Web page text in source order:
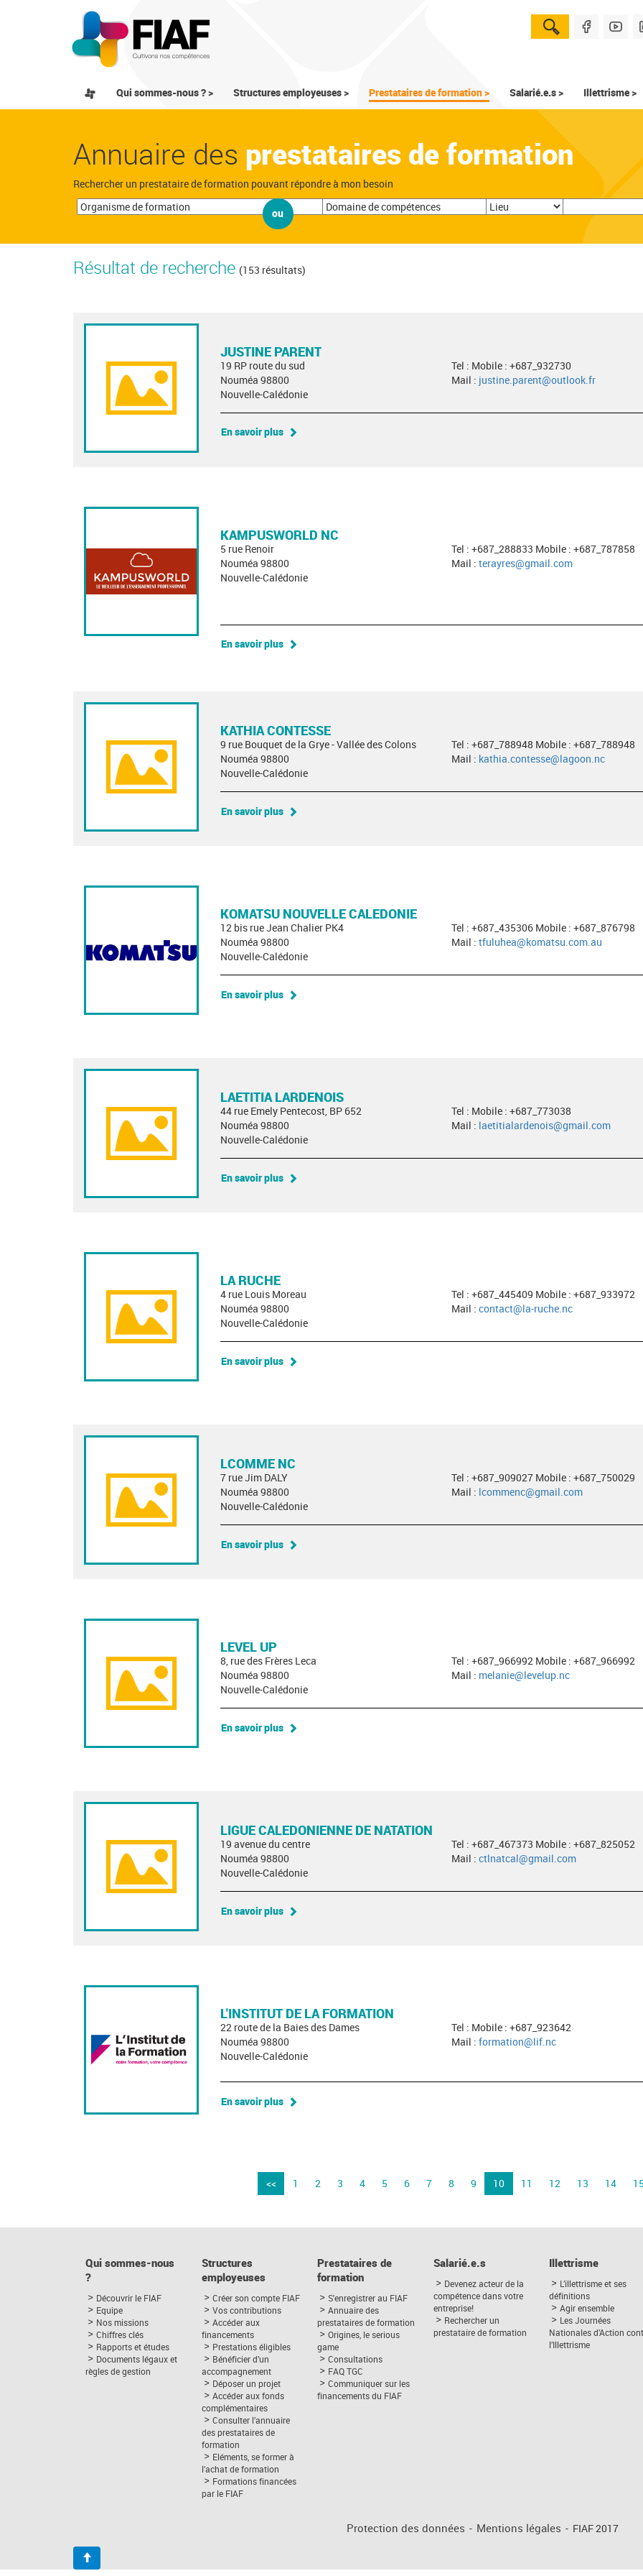
Qui sommes-nous ? > Structures employeuses > Prestataires de formation > Salarié.e.s > Illettrisme >
Annuaire des prestataires de formation
Rechercher un prestataire de formation pouvant répondre à mon besoin
ou
Résultat de recherche (153 résultats)
JUSTINE PARENT
19 RP route du sud
Nouméa 98800
Nouvelle-Calédonie
Tel : Mobile : +687_932730
Mail : justine.parent@outlook.fr
En savoir plus
KAMPUSWORLD NC
5 rue Renoir
Nouméa 98800
Nouvelle-Calédonie
Tel : +687_288833 Mobile : +687_787858
Mail : terayres@gmail.com
En savoir plus
KATHIA CONTESSE
9 rue Bouquet de la Grye - Vallée des Colons
Nouméa 98800
Nouvelle-Calédonie
Tel : +687_788948 Mobile : +687_788948
Mail : kathia.contesse@lagoon.nc
En savoir plus
KOMATSU NOUVELLE CALEDONIE
12 bis rue Jean Chalier PK4
Nouméa 98800
Nouvelle-Calédonie
Tel : +687_435306 Mobile : +687_876798
Mail : tfuluhea@komatsu.com.au
En savoir plus
LAETITIA LARDENOIS
44 rue Emely Pentecost, BP 652
Nouméa 98800
Nouvelle-Calédonie
Tel : Mobile : +687_773038
Mail : laetitialardenois@gmail.com
En savoir plus
LA RUCHE
4 rue Louis Moreau
Nouméa 98800
Nouvelle-Calédonie
Tel : +687_445409 Mobile : +687_933972
Mail : contact@la-ruche.nc
En savoir plus
LCOMME NC
7 rue Jim DALY
Nouméa 98800
Nouvelle-Calédonie
Tel : +687_909027 Mobile : +687_750029
Mail : lcommenc@gmail.com
En savoir plus
LEVEL UP
8, rue des Frères Leca
Nouméa 98800
Nouvelle-Calédonie
Tel : +687_966992 Mobile : +687_966992
Mail : melanie@levelup.nc
En savoir plus
LIGUE CALEDONIENNE DE NATATION
19 avenue du centre
Nouméa 98800
Nouvelle-Calédonie
Tel : +687_467373 Mobile : +687_825052
Mail : ctlnatcal@gmail.com
En savoir plus
L'INSTITUT DE LA FORMATION
22 route de la Baies des Dames
Nouméa 98800
Nouvelle-Calédonie
Tel : Mobile : +687_923642
Mail : formation@lif.nc
En savoir plus
<< 1 2 3 4 5 6 7 8 9 10 11 12 13 14 15
Qui sommes-nous
?
Découvrir le FIAF
Equipe
Nos missions
Chiffres clés
Rapports et études
Documents légaux et
règles de gestion
Structures
employeuses
Créer son compte FIAF
Vos contributions
Accéder aux
financements
Prestations éligibles
Bénéficier d’un
accompagnement
Déposer un projet
Accéder aux fonds
complémentaires
Consulter l’annuaire
des prestataires de
formation
Eléments, se former à
l’achat de formation
Formations financées
par le FIAF
Prestataires de
formation
S'enregistrer au FIAF
Annuaire des
prestataires de formation
Origines, le serious
game
Consultations
FAQ TGC
Communiquer sur les
financements du FIAF
Salarié.e.s
Devenez acteur de la
compétence dans votre
entreprise!
Rechercher un
prestataire de formation
Illettrisme
L’illettrisme et ses
définitions
Agir ensemble
Les Journées
Nationales d’Action
l’Illettrisme
Protection des données - Mentions légales - FIAF 2017